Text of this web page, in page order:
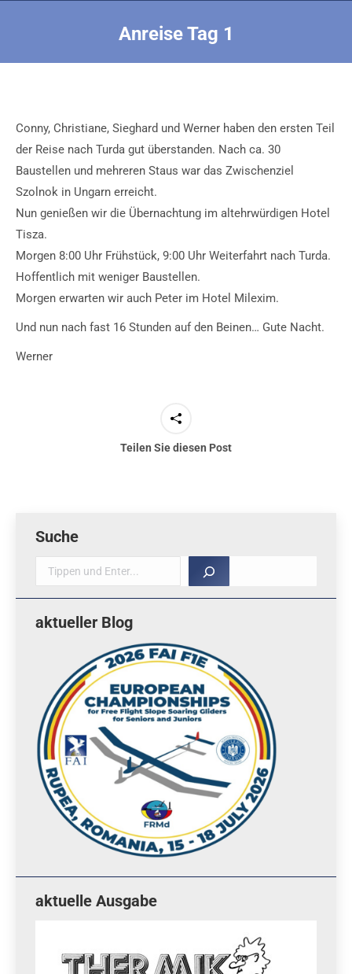
Anreise Tag 1
Conny, Christiane, Sieghard und Werner haben den ersten Teil
der Reise nach Turda gut überstanden. Nach ca. 30
Baustellen und mehreren Staus war das Zwischenziel
Szolnok in Ungarn erreicht.
Nun genießen wir die Übernachtung im altehrwürdigen Hotel
Tisza.
Morgen 8:00 Uhr Frühstück, 9:00 Uhr Weiterfahrt nach Turda.
Hoffentlich mit weniger Baustellen.
Morgen erwarten wir auch Peter im Hotel Milexim.
Und nun nach fast 16 Stunden auf den Beinen… Gute Nacht.
Werner
Teilen Sie diesen Post
Suche
Suche
aktueller Blog
aktuelle Ausgabe